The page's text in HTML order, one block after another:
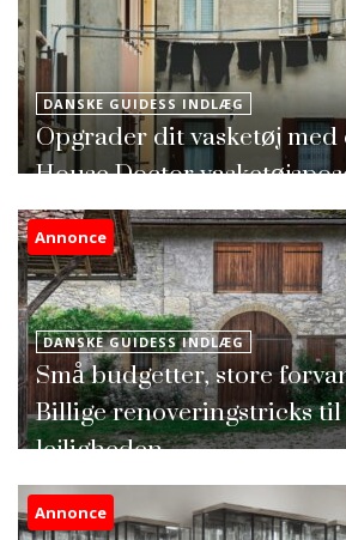
DANSKE GUIDESS INDLÆG
Opgrader dit vasketøj
House Doctor
Annonce
DANSKE GUIDESS INDLÆG
Små budgetter, store
Billige renoveringstricks til
lejligheden
Annonce